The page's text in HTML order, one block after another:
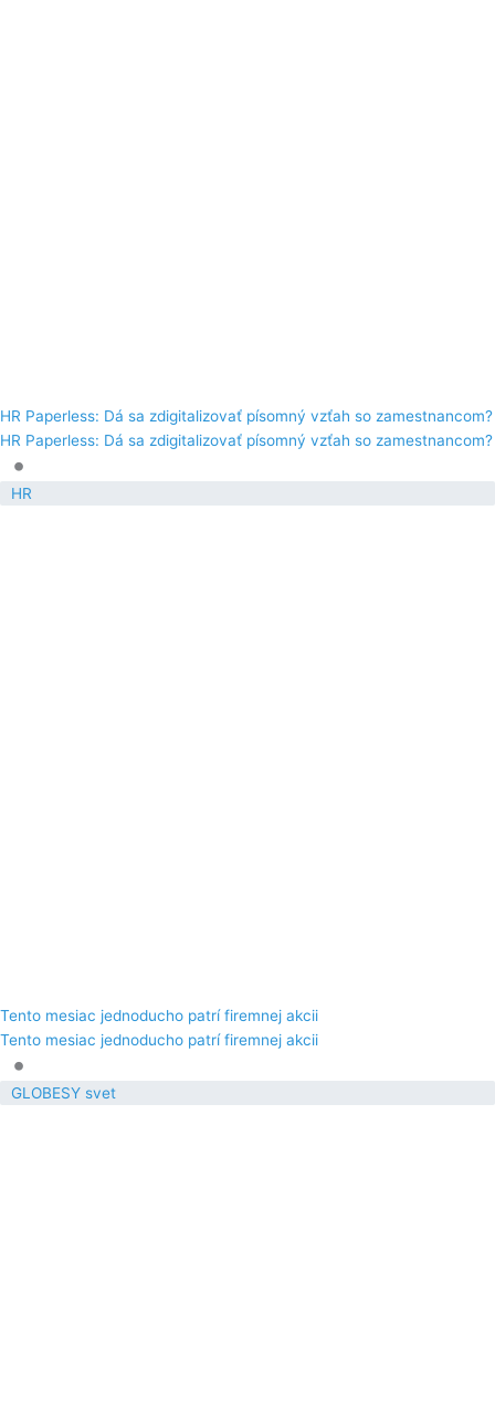
HR Paperless: Dá sa zdigitalizovať písomný vzťah so zamestnancom?
HR Paperless: Dá sa zdigitalizovať písomný vzťah so zamestnancom?
•
HR
Tento mesiac jednoducho patrí firemnej akcii
Tento mesiac jednoducho patrí firemnej akcii
•
GLOBESY svet